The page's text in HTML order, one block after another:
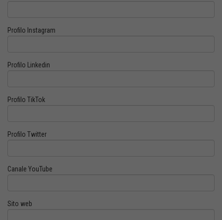
Profilo Instagram
Profilo Linkedin
Profilo TikTok
Profilo Twitter
Canale YouTube
Sito web